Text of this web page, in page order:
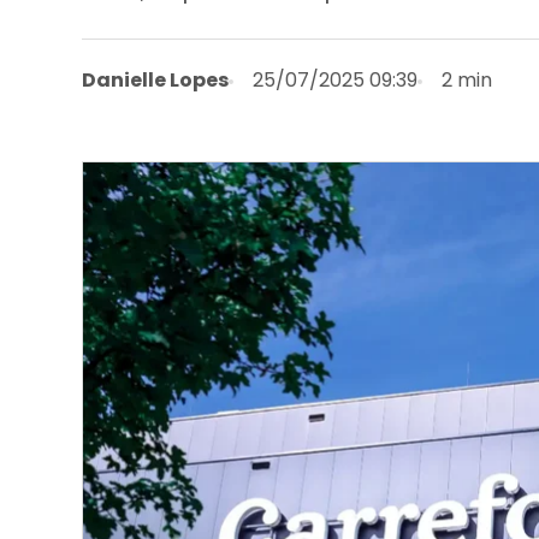
Danielle Lopes 25/07/2025 09:39 2 min